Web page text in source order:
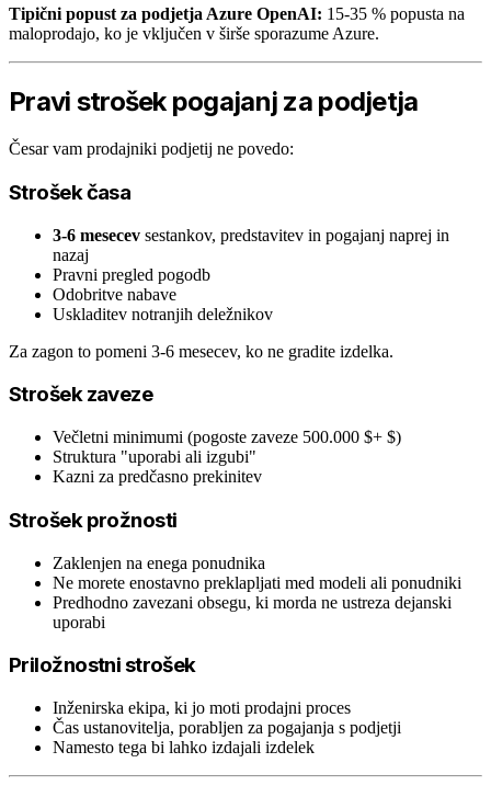
Tipični popust za podjetja Azure OpenAI: 15-35 % popusta na
maloprodajo, ko je vključen v širše sporazume Azure.
Pravi strošek pogajanj za podjetja
Česar vam prodajniki podjetij ne povedo:
Strošek časa
3-6 mesecev sestankov, predstavitev in pogajanj naprej in
nazaj
Pravni pregled pogodb
Odobritve nabave
Uskladitev notranjih deležnikov
Za zagon to pomeni 3-6 mesecev, ko ne gradite izdelka.
Strošek zaveze
Večletni minimumi (pogoste zaveze 500.000 $+ $)
Struktura "uporabi ali izgubi"
Kazni za predčasno prekinitev
Strošek prožnosti
Zaklenjen na enega ponudnika
Ne morete enostavno preklapljati med modeli ali ponudniki
Predhodno zavezani obsegu, ki morda ne ustreza dejanski
uporabi
Priložnostni strošek
Inženirska ekipa, ki jo moti prodajni proces
Čas ustanovitelja, porabljen za pogajanja s podjetji
Namesto tega bi lahko izdajali izdelek